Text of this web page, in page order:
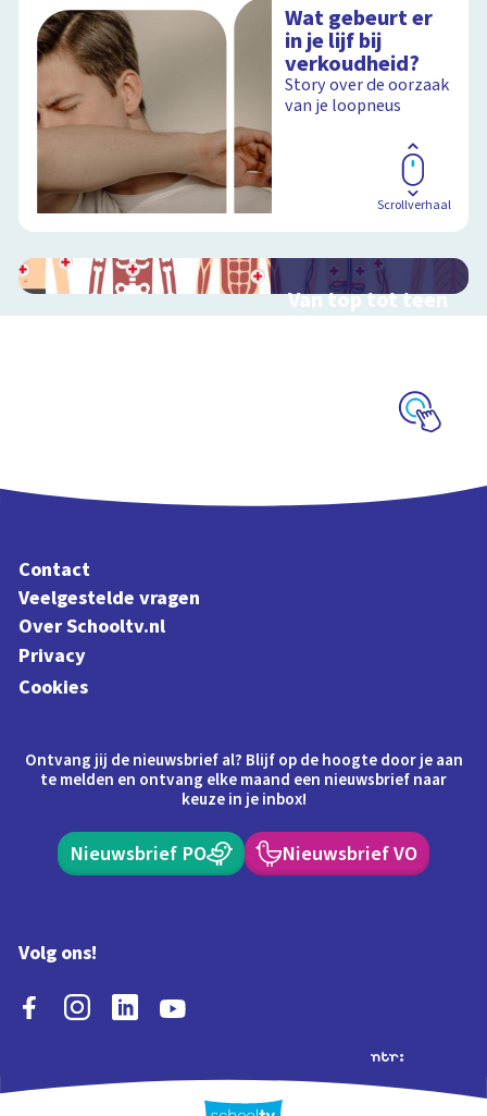
Wat gebeurt er
in je lijf bij
verkoudheid?
Story over de oorzaak
van je loopneus
Scrollverhaal
Van top tot teen
Interactieve
Contact
Veelgestelde vragen
Over Schooltv.nl
Privacy
Cookies
Ontvang jij de nieuwsbrief al? Blijf op de hoogte door je aan
te melden en ontvang elke maand een nieuwsbrief naar
keuze in je inbox!
Nieuwsbrief PO Nieuwsbrief VO
Volg ons!